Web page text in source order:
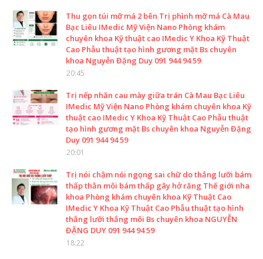
Thu gọn túi mỡ má 2 bên Trị phình mỡ má Cà Mau
Bạc Liêu IMedic Mỹ Viện Nano Phòng khám
chuyên khoa Kỹ thuật cao IMedic Y Khoa Kỹ Thuật
Cao Phẫu thuật tạo hình gương mặt Bs chuyên
khoa Nguyễn Đặng Duy 091 944 94 59
20:45
Trị nếp nhăn cau mày giữa trán Cà Mau Bạc Liêu
IMedic Mỹ Viện Nano Phòng khám chuyên khoa Kỹ
thuật cao IMedic Y Khoa Kỹ Thuật Cao Phẫu thuật
tạo hình gương mặt Bs chuyên khoa Nguyễn Đặng
Duy 091 944 94 59
20:01
Trị nói chậm nói ngọng sai chữ do thắng lưỡi bám
thấp thằn môi bám thấp gây hở răng Thế giới nha
khoa Phòng khám chuyên khoa Kỹ Thuật Cao
IMedic Y Khoa Kỹ Thuật Cao Phẫu thuật tạo hình
thắng lưỡi thắng môi Bs chuyên khoa NGUYỄN
ĐẶNG DUY 091 944 94 59
18:22